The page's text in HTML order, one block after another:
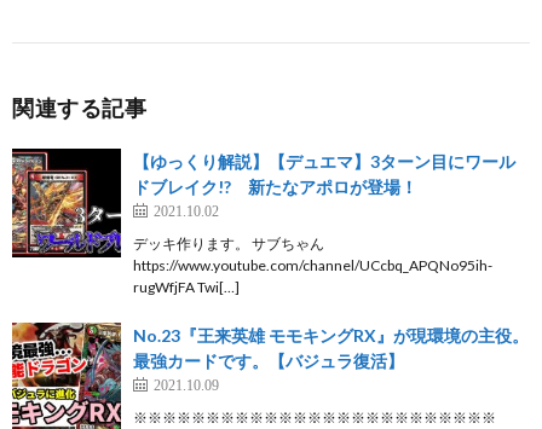
関連する記事
【ゆっくり解説】【デュエマ】3ターン目にワール
ドブレイク!? 新たなアポロが登場！
2021.10.02
デッキ作ります。 サブちゃん
https://www.youtube.com/channel/UCcbq_APQNo95ih-
rugWfjFA Twi[…]
No.23『王来英雄 モモキングRX』が現環境の主役。
最強カードです。【バジュラ復活】
2021.10.09
※※※※※※※※※※※※※※※※※※※※※※※※※